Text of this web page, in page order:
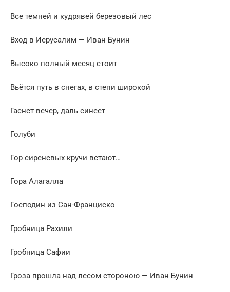
Все темней и кудрявей березовый лес
Вход в Иерусалим — Иван Бунин
Высоко полный месяц стоит
Вьётся путь в снегах, в степи широкой
Гаснет вечер, даль синеет
Голуби
Гор сиреневых кручи встают…
Гора Алагалла
Господин из Сан-Франциско
Гробница Рахили
Гробница Сафии
Гроза прошла над лесом стороною — Иван Бунин